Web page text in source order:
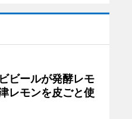
ビールが発酵レモ
レモンを皮ごと使